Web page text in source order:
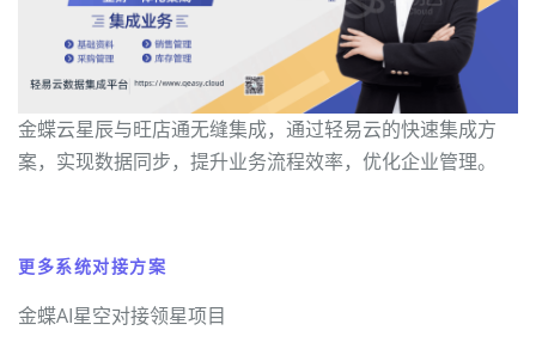
金蝶云星辰与旺店通无缝集成，通过轻易云的快速集成方
案，实现数据同步，提升业务流程效率，优化企业管理。
更多系统对接方案
金蝶AI星空对接领星项目